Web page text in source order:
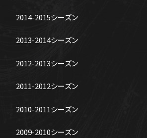
2014-2015シーズン
2013-2014シーズン
2012-2013シーズン
2011-2012シーズン
2010-2011シーズン
2009-2010シーズン